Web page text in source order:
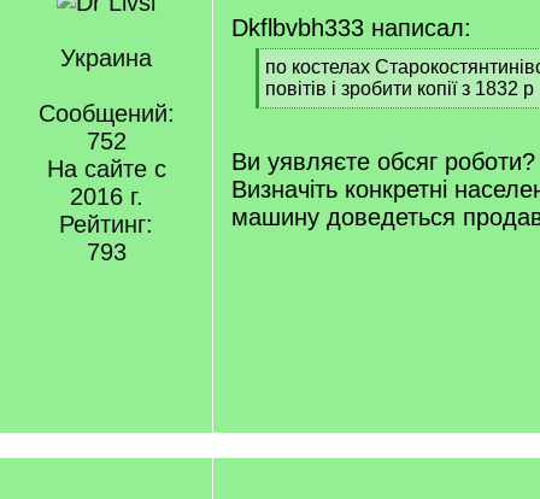
Украина
Сообщений:
752
На сайте с
2016 г.
Рейтинг:
793
Dkflbvbh333 написал:
[
q
]
по костелах
повітів і зробити копії з 1832
[
q
]
Ви уявляєте обсяг роботи?
Визначіть конкретні
машину доведеться